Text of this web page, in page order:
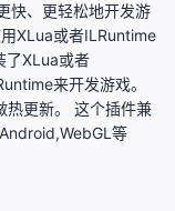
快、更轻松地开发游
XLua或者ILRuntime
了XLua或者
来开发游戏。
热更新。 这个插件兼
等